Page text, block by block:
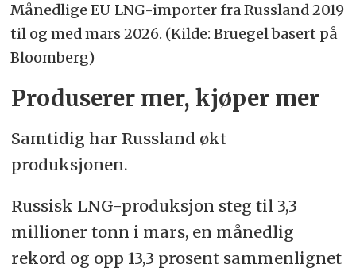
Månedlige EU LNG-importer fra Russland 2019
til og med mars 2026. (Kilde: Bruegel basert på
Bloomberg)
Produserer mer, kjøper mer
Samtidig har Russland økt
produksjonen.
Russisk LNG-produksjon steg til 3,3
millioner tonn i mars, en månedlig
rekord og opp 13,3 prosent sammenlignet